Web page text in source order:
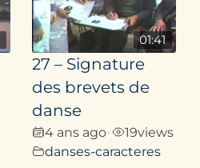
01:41
27 – Signature
des brevets de
danse
4 ans ago• 19views
danses-caracteres